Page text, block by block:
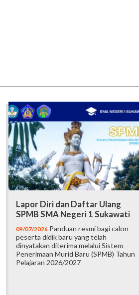
Lapor Diri dan Daftar Ulang
SPMB SMA Negeri 1 Sukawati
09/07/2026 Panduan resmi bagi calon
peserta didik baru yang telah
dinyatakan diterima melalui Sistem
Penerimaan Murid Baru (SPMB) Tahun
Pelajaran 2026/2027